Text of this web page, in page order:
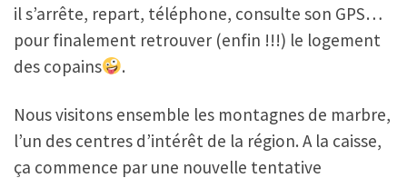
il s’arrête, repart, téléphone, consulte son GPS…
pour finalement retrouver (enfin !!!) le logement
des copains
.
Nous visitons ensemble les montagnes de marbre,
l’un des centres d’intérêt de la région. A la caisse,
ça commence par une nouvelle tentative